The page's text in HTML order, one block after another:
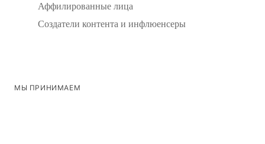
Аффилированные лица
Создатели контента и инфлюенсеры
МЫ ПРИНИМАЕМ